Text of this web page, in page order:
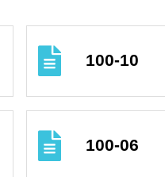
100-10
100-06